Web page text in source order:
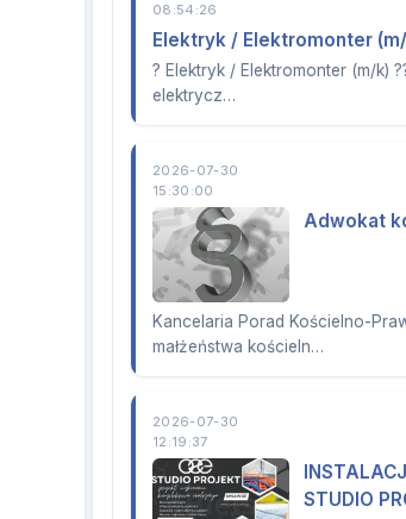
08:54:26
Elektryk / Elektromonter
? Elektryk / Elektromonter (m/k)
elektrycz…
2026-07-30
15:30:00
Adwokat
Kancelaria Porad Kościelno-
małżeństwa kościeln…
2026-07-30
12:19:37
STUDIO